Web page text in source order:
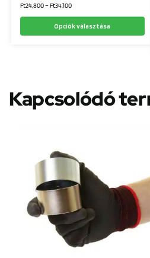
Ft24,800– Ft34,100
Opciók választása
Kapcsolódó